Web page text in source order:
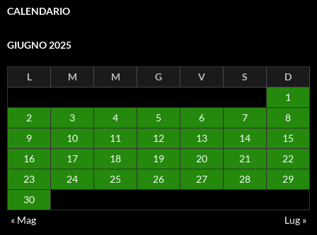
CALENDARIO
GIUGNO 2025
L M M G V S
D
1
2
3 4 5 6 7
8
9
10 11 12 13 14
15
16
17 18 19 20 21
22
23
24 25 26 27 28
29
30
« Mag
Lug »